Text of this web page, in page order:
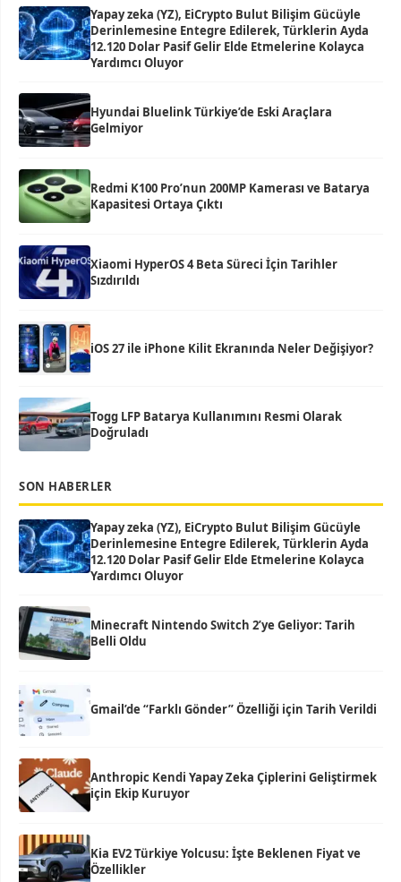
Yapay zeka (YZ), EiCrypto Bulut Bilişim Gücüyle
Derinlemesine Entegre Edilerek, Türklerin Ayda
12.120 Dolar Pasif Gelir Elde Etmelerine Kolayca
Yardımcı Oluyor
Hyundai Bluelink Türkiye’de Eski Araçlara
Gelmiyor
Redmi K100 Pro’nun 200MP Kamerası ve Batarya
Kapasitesi Ortaya Çıktı
Xiaomi HyperOS 4 Beta Süreci İçin Tarihler
Sızdırıldı
iOS 27 ile iPhone Kilit Ekranında Neler Değişiyor?
Togg LFP Batarya Kullanımını Resmi Olarak
Doğruladı
SON HABERLER
Yapay zeka (YZ), EiCrypto Bulut Bilişim Gücüyle
Derinlemesine Entegre Edilerek, Türklerin Ayda
12.120 Dolar Pasif Gelir Elde Etmelerine Kolayca
Yardımcı Oluyor
Minecraft Nintendo Switch 2’ye Geliyor: Tarih
Belli Oldu
Gmail’de “Farklı Gönder” Özelliği için Tarih Verildi
Anthropic Kendi Yapay Zeka Çiplerini Geliştirmek
için Ekip Kuruyor
Kia EV2 Türkiye Yolcusu: İşte Beklenen Fiyat ve
Özellikler